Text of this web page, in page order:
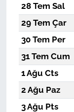
28 Tem Sal
29 Tem Çar
30 Tem Per
31 Tem Cum
1 Ağu Cts
2 Ağu Paz
3 Ağu Pts